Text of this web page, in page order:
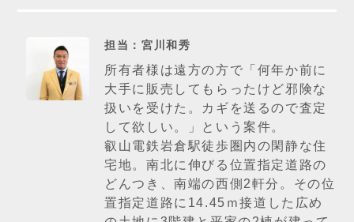
担当：宮川和秀
所有者様は遠方の方で「何年か前に
大手に販売してもらったけど邪険な
扱いを受けた。カギを送るので査定
して欲しい。」という案件。
叡山電鉄岩倉駅徒歩圏内の閑静な住
宅地。南北に伸びる位置指定道路の
どんつき、南端の西側2軒分。その位
置指定道路に14.45ｍ接道した広め